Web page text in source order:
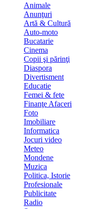
Animale
Anunţuri
Artă & Cultură
Auto-moto
Bucatarie
Cinema
Copii şi părinţi
Diaspora
Divertisment
Educatie
Femei & fete
Finanţe Afaceri
Foto
Imobiliare
Informatica
Jocuri video
Meteo
Mondene
Muzica
Politica, Istorie
Profesionale
Publicitate
Radio